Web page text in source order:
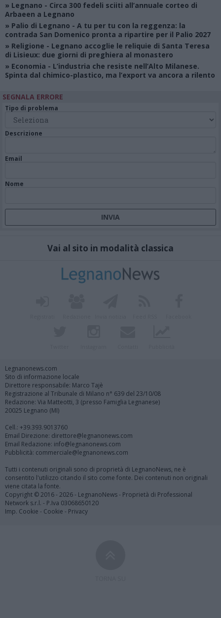
» Legnano - Circa 300 fedeli sciiti all’annuale corteo di
Arbaeen a Legnano
» Palio di Legnano - A tu per tu con la reggenza: la
contrada San Domenico pronta a ripartire per il Palio 2027
» Religione - Legnano accoglie le reliquie di Santa Teresa
di Lisieux: due giorni di preghiera al monastero
» Economia - L’industria che resiste nell’Alto Milanese.
Spinta dal chimico-plastico, ma l’export va ancora a rilento
SEGNALA ERRORE
Tipo di problema
Descrizione
Email
Nome
Vai al sito in modalità classica
Legnanonews.com
Sito di informazione locale
Direttore responsabile: Marco Tajè
Registrazione al Tribunale di Milano n° 639 del 23/10/08
Redazione: Via Matteotti, 3 (presso Famiglia Legnanese)
20025 Legnano (MI)
Cell.: +39.393.9013760
Email Direzione: direttore@legnanonews.com
Email Redazione: info@legnanonews.com
Pubblicità: commerciale@legnanonews.com
Tutti i contenuti originali sono di proprietà di LegnanoNews, ne è
consentito l'utilizzo citando il sito come fonte. Dei contenuti non originali
viene citata la fonte.
Copyright © 2016 - 2026 - LegnanoNews - Proprietà di Professional
Network s.r.l. - P.Iva 03068650120
Imp. Cookie - Cookie - Privacy